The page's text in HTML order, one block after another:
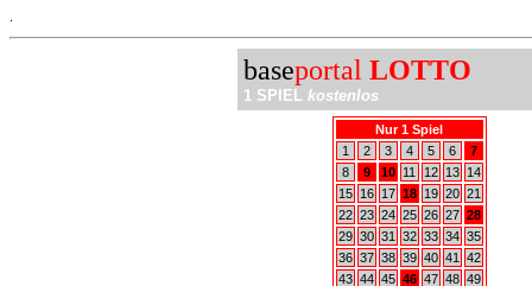
baseportal LOTTO
1 SPIEL kostenlos
Nur 1 Spiel
1
2 3 4 5 6
7
8
9 10 11 12 13
14
15
16 17 18 19 20 21
22 23 24 25 26 27 28
29 30 31 32 33 34 35
36 37 38 39 40 41
42
43 44 45 46 47 48 49